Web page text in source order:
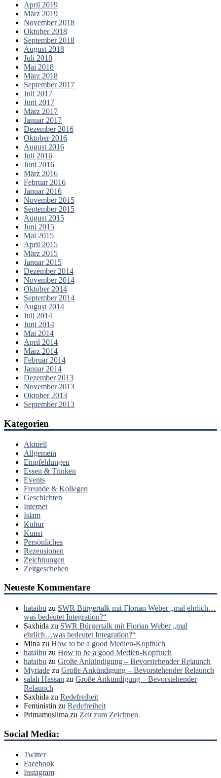
April 2019
März 2019
November 2018
Oktober 2018
September 2018
August 2018
Juli 2018
Mai 2018
März 2018
September 2017
Juli 2017
Juni 2017
März 2017
Januar 2017
Dezember 2016
Oktober 2016
August 2016
Juli 2016
Juni 2016
März 2016
Februar 2016
Januar 2016
November 2015
September 2015
August 2015
Juni 2015
Mai 2015
April 2015
März 2015
Januar 2015
Dezember 2014
November 2014
Oktober 2014
September 2014
August 2014
Juli 2014
Juni 2014
Mai 2014
April 2014
März 2014
Februar 2014
Januar 2014
Dezember 2013
November 2013
Oktober 2013
September 2013
Kategorien
Aktuell
Allgemein
Empfehlungen
Essen & Trinken
Events
Freunde & Kollegen
Geschichten
Internet
Islam
Kultur
Kunst
Persönliches
Rezensionen
Zeichnungen
Zeitgeschehen
Neueste Kommentare
hataibu zu SWR Bürgertalk mit Florian Weber „mal ehrlich…
was bedeutet Integration?“
Saxhida zu SWR Bürgertalk mit Florian Weber „mal
ehrlich…was bedeutet Integration?“
Mina zu How to be a good Medien-Kopftuch
hataibu zu How to be a good Medien-Kopftuch
hataibu zu Große Ankündigung – Bevorstehender Relaunch
Myriade zu Große Ankündigung – Bevorstehender Relaunch
salah Hassan zu Große Ankündigung – Bevorstehender
Relaunch
Saxhida zu Redefreiheit
Feministin zu Redefreiheit
Primamuslima zu Zeit zum Zeichnen
Social Media:
Twitter
Facebook
Instagram